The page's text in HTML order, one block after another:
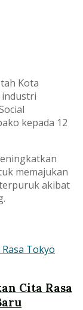
Kota
industri
kepada 12
memajukan
akibat
Cita Rasa